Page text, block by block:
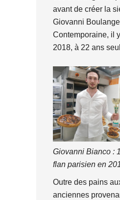
avant de créer la
Giovanni
Contemporaine, il
2018, à 22 ans
Giovanni Bianco :
flan parisien en
Outre des pains
anciennes